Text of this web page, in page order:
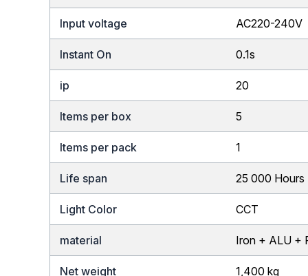
Input voltage AC220-240V
Instant On 0.1s
ip 20
Items per box 5
Items per pack 1
Life span 25 000 Hours
Light Color CCT
material Iron + ALU +
Net weight 1,400 kg